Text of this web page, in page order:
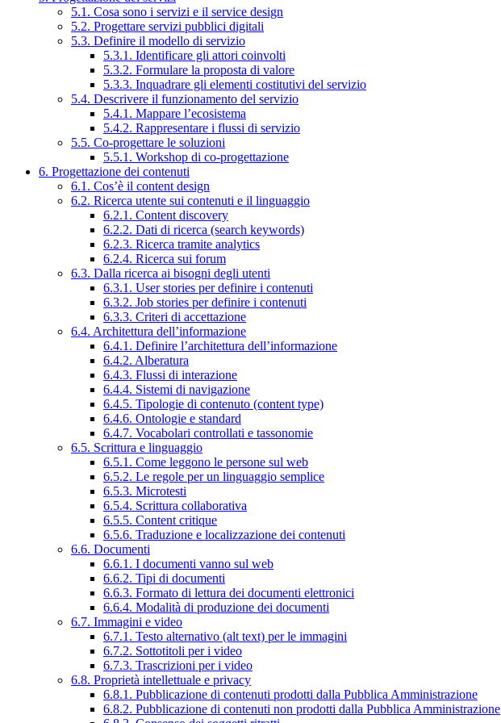
5.1. Cosa sono i servizi e il service design
5.2. Progettare servizi pubblici digitali
5.3. Definire il modello di servizio
5.3.1. Identificare gli attori coinvolti
5.3.2. Formulare la proposta di valore
5.3.3. Inquadrare gli elementi costitutivi del servizio
5.4. Descrivere il funzionamento del servizio
5.4.1. Mappare l’ecosistema
5.4.2. Rappresentare i flussi di servizio
5.5. Co-progettare le soluzioni
5.5.1. Workshop di co-progettazione
6. Progettazione dei contenuti
6.1. Cos’è il content design
6.2. Ricerca utente sui contenuti e il linguaggio
6.2.1. Content discovery
6.2.2. Dati di ricerca (search keywords)
6.2.3. Ricerca tramite analytics
6.2.4. Ricerca sui forum
6.3. Dalla ricerca ai bisogni degli utenti
6.3.1. User stories per definire i contenuti
6.3.2. Job stories per definire i contenuti
6.3.3. Criteri di accettazione
6.4. Architettura dell’informazione
6.4.1. Definire l’architettura dell’informazione
6.4.2. Alberatura
6.4.3. Flussi di interazione
6.4.4. Sistemi di navigazione
6.4.5. Tipologie di contenuto (content type)
6.4.6. Ontologie e standard
6.4.7. Vocabolari controllati e tassonomie
6.5. Scrittura e linguaggio
6.5.1. Come leggono le persone sul web
6.5.2. Le regole per un linguaggio semplice
6.5.3. Microtesti
6.5.4. Scrittura collaborativa
6.5.5. Content critique
6.5.6. Traduzione e localizzazione dei contenuti
6.6. Documenti
6.6.1. I documenti vanno sul web
6.6.2. Tipi di documenti
6.6.3. Formato di lettura dei documenti elettronici
6.6.4. Modalità di produzione dei documenti
6.7. Immagini e video
6.7.1. Testo alternativo (alt text) per le immagini
6.7.2. Sottotitoli per i video
6.7.3. Trascrizioni per i video
6.8. Proprietà intellettuale e privacy
6.8.1. Pubblicazione di contenuti prodotti dalla Pubblica Amministrazione
6.8.2. Pubblicazione di contenuti non prodotti dalla Pubblica Amministrazione